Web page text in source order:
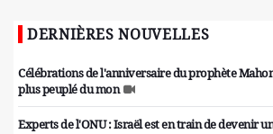
DERNIÈRES NOUVELLES
Célébrations de l'anniversaire du prophète
plus peuplé du mon
Experts de l'ONU : Israël est en train de devenir